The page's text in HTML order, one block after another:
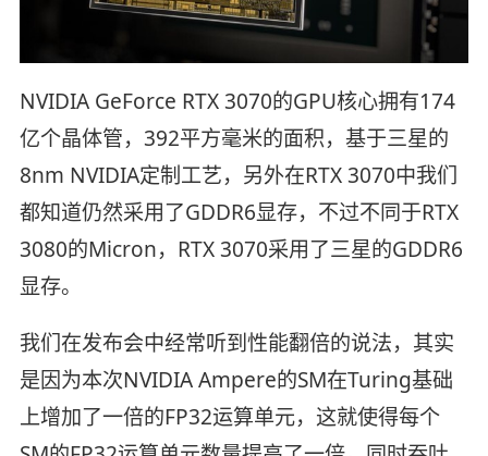
NVIDIA GeForce RTX 3070的GPU核心拥有174
亿个晶体管，392平方毫米的面积，基于三星的
8nm NVIDIA定制工艺，另外在RTX 3070中我们
都知道仍然采用了GDDR6显存，不过不同于RTX
3080的Micron，RTX 3070采用了三星的GDDR6
显存。
我们在发布会中经常听到性能翻倍的说法，其实
是因为本次NVIDIA Ampere的SM在Turing基础
上增加了一倍的FP32运算单元，这就使得每个